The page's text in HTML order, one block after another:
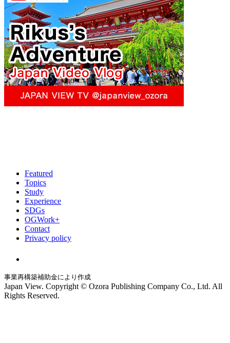
Featured
Topics
Study
Experience
SDGs
OGWork+
Contact
Privacy policy
事業再構築補助金により作成
Japan View. Copyright © Ozora Publishing Company Co., Ltd. All
Rights Reserved.